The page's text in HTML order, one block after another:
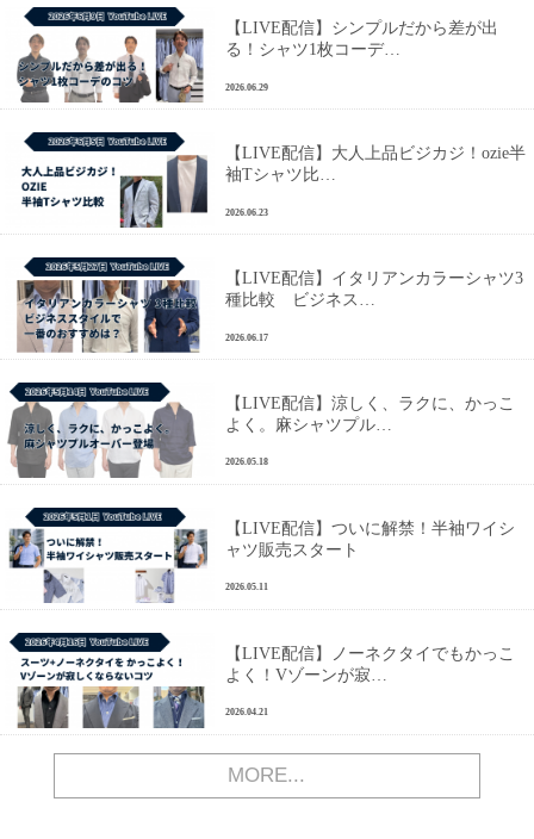
【LIVE配信】シンプルだから差が出
る！シャツ1枚コーデ…
2026.06.29
【LIVE配信】大人上品ビジカジ！ozie半
袖Tシャツ比…
2026.06.23
【LIVE配信】イタリアンカラーシャツ3
種比較 ビジネス…
2026.06.17
【LIVE配信】涼しく、ラクに、かっこ
よく。麻シャツプル…
2026.05.18
【LIVE配信】ついに解禁！半袖ワイシ
ャツ販売スタート
2026.05.11
【LIVE配信】ノーネクタイでもかっこ
よく！Vゾーンが寂…
2026.04.21
MORE...